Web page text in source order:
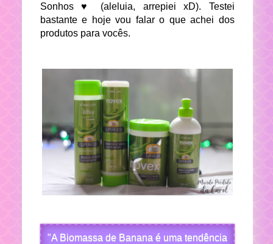
Sonhos ♥ (aleluia, arrepiei xD). Testei
bastante e hoje vou falar o que achei dos
produtos para vocês.
"A Biomassa de Banana é uma tendência